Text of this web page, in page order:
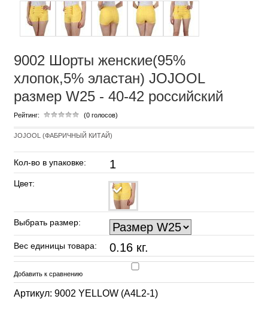
9002 Шорты женские(95%
хлопок,5% эластан) JOJOOL
размер W25 - 40-42 российский
Рейтинг: (0 голосов)
JOJOOL (ФАБРИЧНЫЙ КИТАЙ)
Кол-во в упаковке: 1
Цвет:
Выбрать размер:
Вес единицы товара: 0.16 кг.
Добавить к сравнению
Артикул: 9002 YELLOW (A4L2-1)